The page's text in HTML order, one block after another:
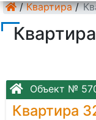
/ Квартира /
Объект №
Квартира